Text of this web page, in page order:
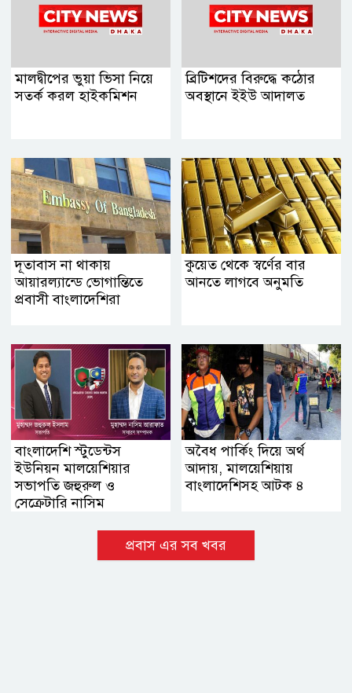
মালদ্বীপের ভুয়া ভিসা নিয়ে
সতর্ক করল হাইকমিশন
ব্রিটিশদের বিরুদ্ধে কঠোর
অবস্থানে ইইউ আদালত
দূতাবাস না থাকায়
আয়ারল্যান্ডে ভোগান্তিতে
প্রবাসী বাংলাদেশিরা
কুয়েত থেকে স্বর্ণের বার
আনতে লাগবে অনুমতি
বাংলাদেশি স্টুডেন্টস
ইউনিয়ন মালয়েশিয়ার
সভাপতি জহুরুল ও
সেক্রেটারি নাসিম
অবৈধ পার্কিং দিয়ে অর্থ
আদায়, মালয়েশিয়ায়
বাংলাদেশিসহ আটক ৪
প্রবাস এর সব খবর